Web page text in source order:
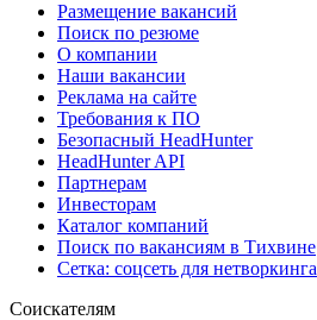
Размещение вакансий
Поиск по резюме
О компании
Наши вакансии
Реклама на сайте
Требования к ПО
Безопасный HeadHunter
HeadHunter API
Партнерам
Инвесторам
Каталог компаний
Поиск по вакансиям в Тихвине
Сетка: соцсеть для нетворкинга
Соискателям